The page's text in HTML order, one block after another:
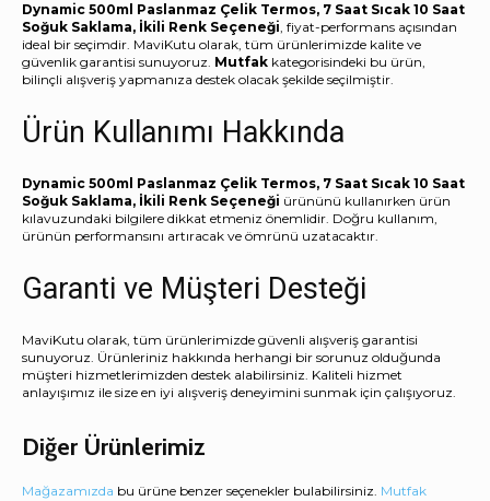
Dynamic 500ml Paslanmaz Çelik Termos, 7 Saat Sıcak 10 Saat
Soğuk Saklama, İkili Renk Seçeneği, fiyat-performans açısından
ideal bir seçimdir. MaviKutu olarak, tüm ürünlerimizde kalite ve
güvenlik garantisi sunuyoruz. Mutfak kategorisindeki bu ürün,
bilinçli alışveriş yapmanıza destek olacak şekilde seçilmiştir.
Ürün Kullanımı Hakkında
Dynamic 500ml Paslanmaz Çelik Termos, 7 Saat Sıcak 10 Saat
Soğuk Saklama, İkili Renk Seçeneği ürününü kullanırken ürün
kılavuzundaki bilgilere dikkat etmeniz önemlidir. Doğru kullanım,
ürünün performansını artıracak ve ömrünü uzatacaktır.
Garanti ve Müşteri Desteği
MaviKutu olarak, tüm ürünlerimizde güvenli alışveriş garantisi
sunuyoruz. Ürünleriniz hakkında herhangi bir sorunuz olduğunda
müşteri hizmetlerimizden destek alabilirsiniz. Kaliteli hizmet
anlayışımız ile size en iyi alışveriş deneyimini sunmak için çalışıyoruz.
Diğer Ürünlerimiz
Mağazamızda bu ürüne benzer seçenekler bulabilirsiniz. Mutfak